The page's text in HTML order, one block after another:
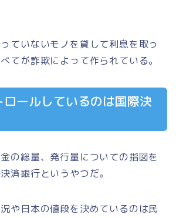
ていないモノを貸して利息を取っ
てが詐欺によって作られている。
ールしているのは国際決
の総量、発行量についての指図を
済銀行というやつだ。
や日本の値段を決めているのは民